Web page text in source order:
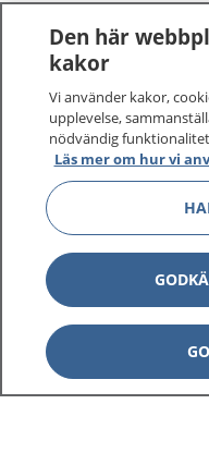
1177–tryggt
På 1177.se får du
sjukdomar och vilka
Logga in för att läsa
vårdärenden. Ring
sjukvårdsrådgivning
1177 ger dig råd när
Den här
kakor
Vi använder kakor,
upplevelse,
nödvändig
Läs mer om hur vi